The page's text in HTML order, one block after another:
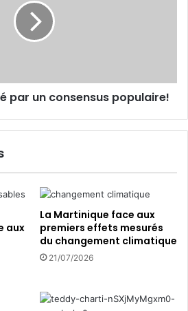
par un consensus populaire!
aux
La Martinique face aux
premiers effets mesurés
du changement climatique
21/07/2026